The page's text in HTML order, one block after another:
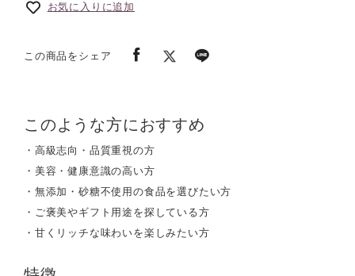
お気に入りに追加
この商品をシェア
このような方におすすめ
・高級志向・品質重視の方
・美容・健康意識の高い方
・無添加・砂糖不使用の食品を選びたい方
・ご褒美やギフト用途を探している方
・甘くリッチな味わいを楽しみたい方